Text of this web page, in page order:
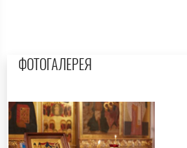
ФОТОГАЛЕРЕЯ